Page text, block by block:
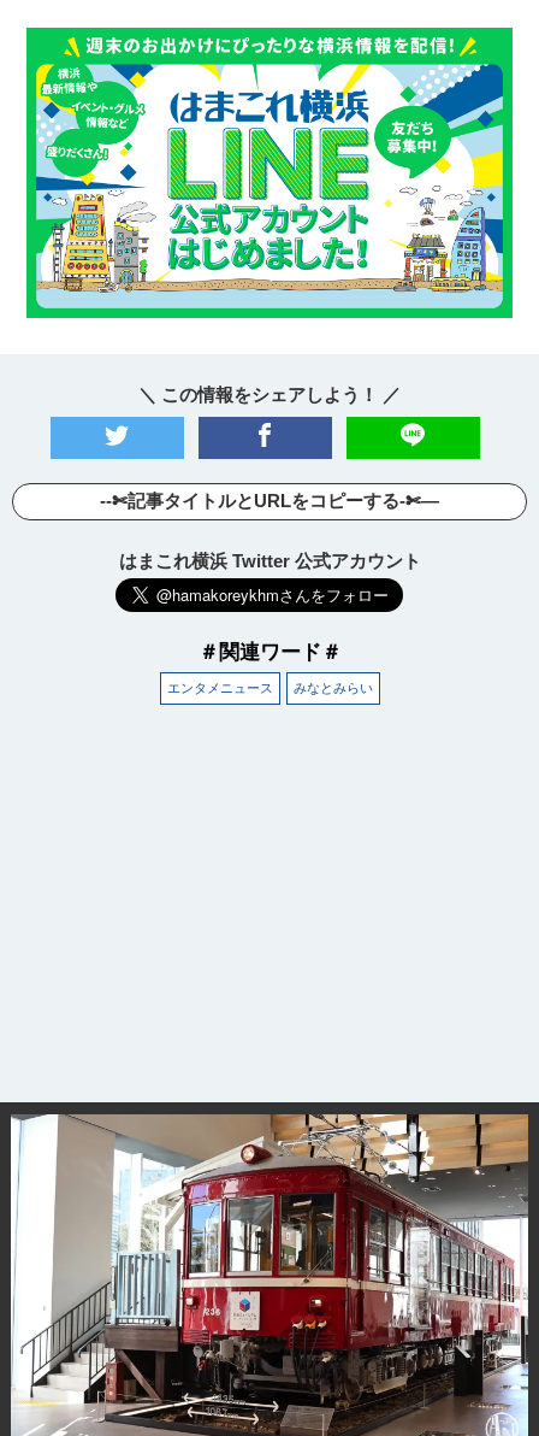
＼ この情報をシェアしよう！ ／
--✄記事タイトルとURLをコピーする-✄—
はまこれ横浜 Twitter 公式アカウント
＃関連ワード＃
エンタメニュース みなとみらい